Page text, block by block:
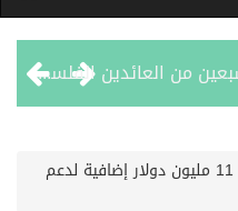
وصول الدفعة الثانية والسبعين من العائدين الفلسطينيين إلى رفح
الأمم المتحدة تخصص 11 مليون دولار إضافية لدعم